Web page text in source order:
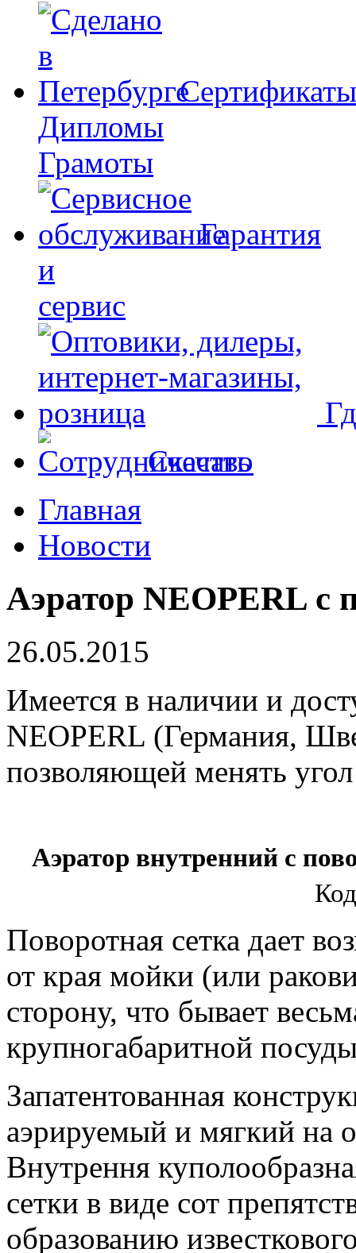
Сертификаты
Дипломы
Грамоты
Гарантия
и
сервис
Скачать
Главная
Новости
Аэратор NEOPERL с
26.05.2015
Имеется в наличии и
NEOPERL (Германия,
позволяющей менять
Аэратор внутренний с
Поворотная сетка дает
от края мойки (или
сторону, что бывает
крупногабаритной
Запатентованная
аэрируемый и мягкий на
Внутрення
сетки в виде сот
образованию